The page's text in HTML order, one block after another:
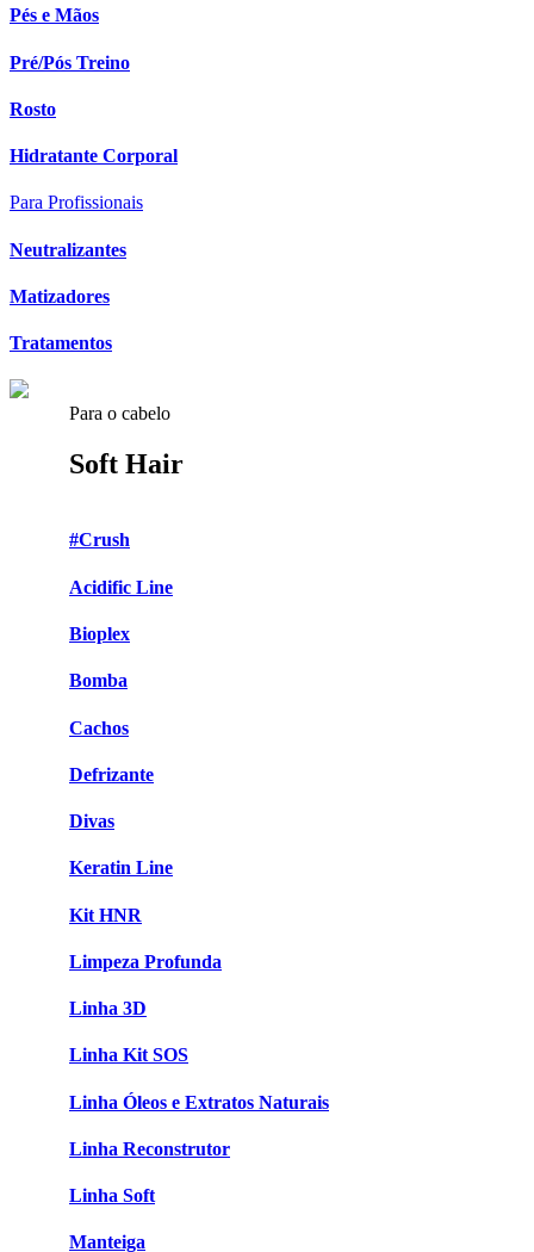
Pés e Mãos
Pré/Pós Treino
Rosto
Hidratante Corporal
Para Profissionais
Neutralizantes
Matizadores
Tratamentos
Para o cabelo
Soft Hair
#Crush
Acidific Line
Bioplex
Bomba
Cachos
Defrizante
Divas
Keratin Line
Kit HNR
Limpeza Profunda
Linha 3D
Linha Kit SOS
Linha Óleos e Extratos Naturais
Linha Reconstrutor
Linha Soft
Manteiga